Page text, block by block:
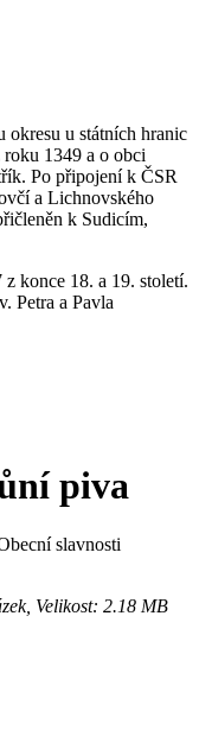
okresu u státních hranic
roku 1349 a o obci
Po připojení k ČSR
a Lichnovského
k Sudicím,
konce 18. a 19. století.
Petra a Pavla
piva
slavnosti
Velikost: 2.18 MB